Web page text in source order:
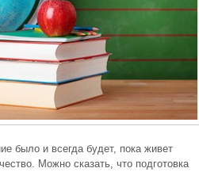
было и всегда будет, пока живет
Можно сказать, что подготовка